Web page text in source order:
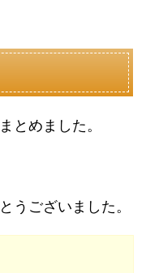
とめました。
うございました。